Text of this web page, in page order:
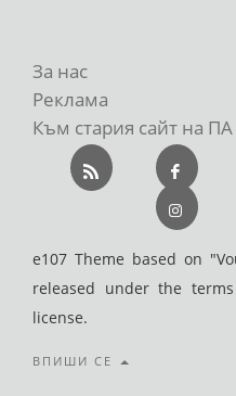
За нас
Реклама
Към стария сайт на
e107 Theme based on
released under the
license.
ВПИШИ СЕ